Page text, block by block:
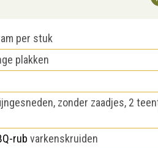
per stuk
plakken
zonder zaadjes, 2
rub varkenskruiden